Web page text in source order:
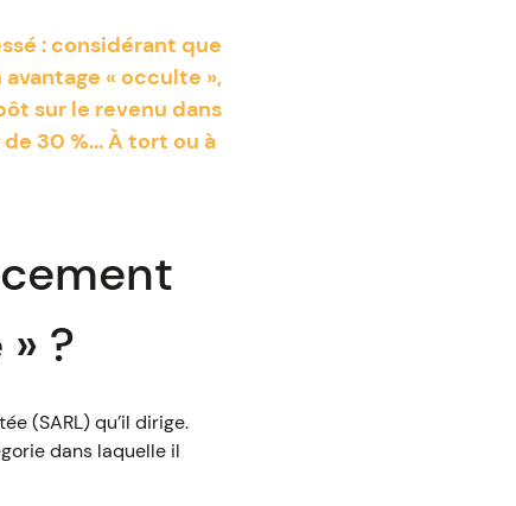
: considérant que
« occulte »,
sur le revenu dans
30 %... À tort ou à
?
(SARL) qu’il dirige.
dans laquelle il